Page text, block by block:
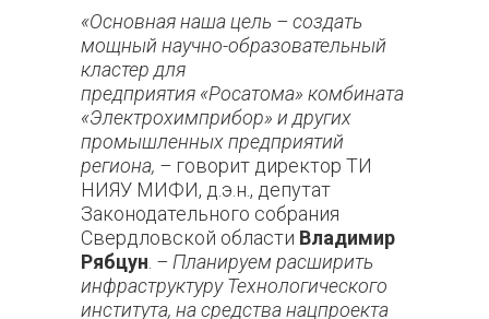
«Основная наша цель – создать
мощный научно-образовательный
кластер для
предприятия «Росатома» комбината
«Электрохимприбор» и других
промышленных предприятий
региона, – говорит директор ТИ
НИЯУ МИФИ, д.э.н., депутат
Законодательного собрания
Свердловской области Владимир
Рябцун. – Планируем расширить
инфраструктуру Технологического
института, на средства нацпроекта